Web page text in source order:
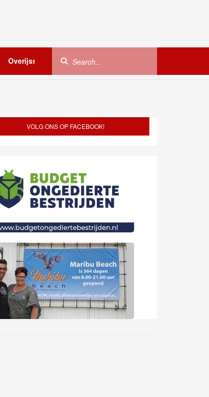
Overijssel Utrecht Zeeland
VOLG ONS OP FACEBOOK!